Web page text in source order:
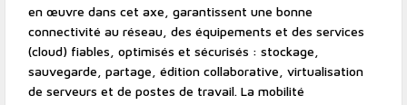
en œuvre dans cet axe, garantissent une bonne
connectivité au réseau, des équipements et des services
(cloud) fiables, optimisés et sécurisés : stockage,
sauvegarde, partage, édition collaborative, virtualisation
de serveurs et de postes de travail. La mobilité